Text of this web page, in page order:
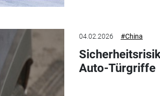
04.02.2026 #China
Auto-Türgriffe